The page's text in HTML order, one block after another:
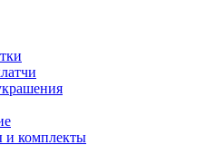
и комплекты